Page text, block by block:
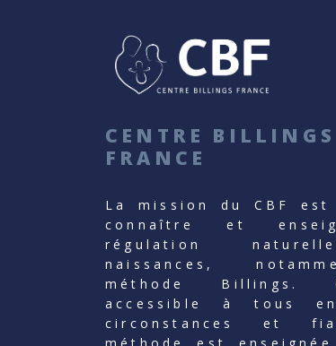
CENTRE BILLINGS
FRANCE
La mission du CBF
connaître et
régulation
naissances,
méthode Billings.
accessible à tous
circonstances et